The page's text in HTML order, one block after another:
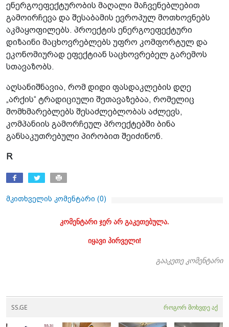
ენერგოეფექტურობის მაღალი მაჩვენებლებით
გამოირჩევა და შესაბამის ევროპულ მოთხოვნებს
აკმაყოფილებს. პროექტის ენერგოეფექტური
დიზაინი მაცხოვრებლებს უფრო კომფორტულ და
ეკონომიურად ეფექტიან საცხოვრებელ გარემოს
სთავაზობს.
აღსანიშნავია, რომ დიდი ფასდაკლების დღე
„არქის“ ტრადიციული შეთავაზებაა, რომელიც
მომხმარებლებს შესაძლებლობას აძლევს,
კომპანიის გამორჩეულ პროექტებში ბინა
განსაკუთრებული პირობით შეიძინონ.
R
მკითხველის კომენტარი (0)
კომენტარი ჯერ არ გაკეთებულა.
იყავი პირველი!
გააკეთე კომენტარი
SS.GE როგორ მოხვდე აქ